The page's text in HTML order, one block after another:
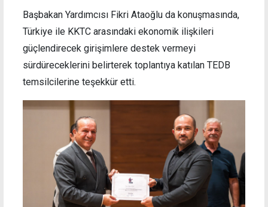
Başbakan Yardımcısı Fikri Ataoğlu da konuşmasında,
Türkiye ile KKTC arasındaki ekonomik ilişkileri
güçlendirecek girişimlere destek vermeyi
sürdüreceklerini belirterek toplantıya katılan TEDB
temsilcilerine teşekkür etti.